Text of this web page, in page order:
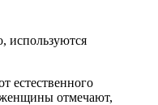
используются
естественного
женщины отмечают,